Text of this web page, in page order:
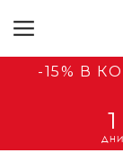
-15% В
1
ДНИ